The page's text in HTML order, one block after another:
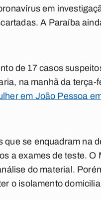
em
A Paraíba
de 17 casos
na manhã da terça-
em João Pessoa
se enquadram na
a exames de teste.
do material.
o isolamento